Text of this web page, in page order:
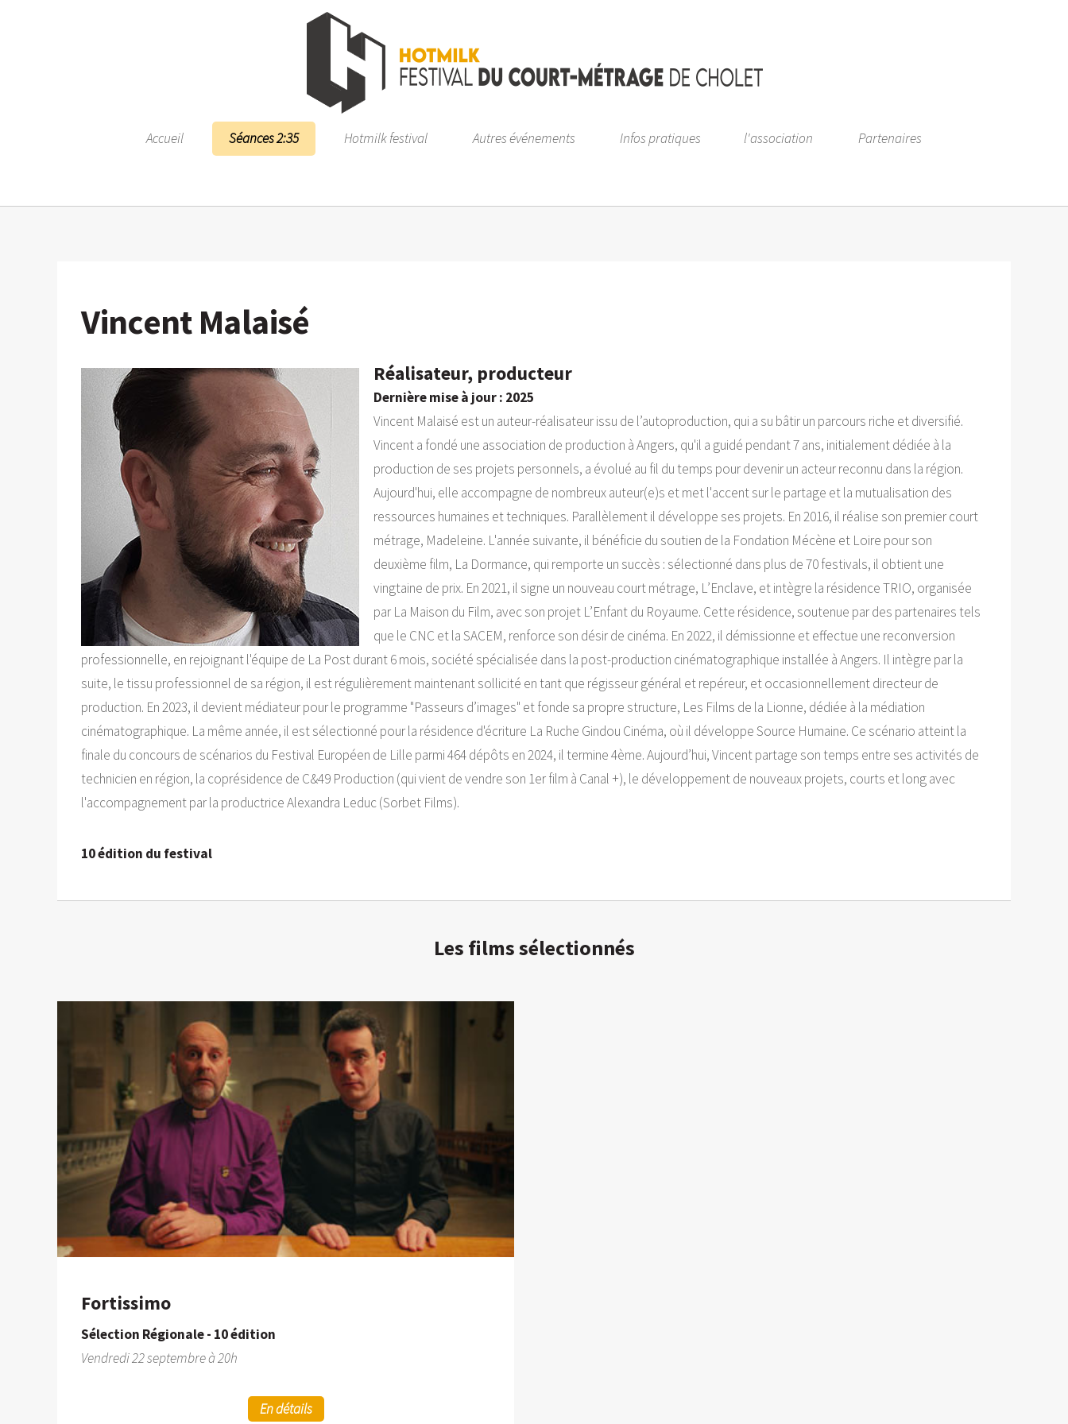
Accueil Séances 2:35 Hotmilk festival Autres événements Infos pratiques l'association Partenaires
Vincent Malaisé
Réalisateur, producteur
Dernière mise à jour : 2025
Vincent Malaisé est un auteur-réalisateur issu de l’autoproduction, qui a su bâtir un parcours riche et diversifié.
Vincent a fondé une association de production à Angers, qu'il a guidé pendant 7 ans, initialement dédiée à la
production de ses projets personnels, a évolué au fil du temps pour devenir un acteur reconnu dans la région.
Aujourd'hui, elle accompagne de nombreux auteur(e)s et met l'accent sur le partage et la mutualisation des
ressources humaines et techniques. Parallèlement il développe ses projets. En 2016, il réalise son premier court
métrage, Madeleine. L'année suivante, il bénéficie du soutien de la Fondation Mécène et Loire pour son
deuxième film, La Dormance, qui remporte un succès : sélectionné dans plus de 70 festivals, il obtient une
vingtaine de prix. En 2021, il signe un nouveau court métrage, L’Enclave, et intègre la résidence TRIO, organisée
par La Maison du Film, avec son projet L’Enfant du Royaume. Cette résidence, soutenue par des partenaires tels
que le CNC et la SACEM, renforce son désir de cinéma. En 2022, il démissionne et effectue une reconversion
professionnelle, en rejoignant l'équipe de La Post durant 6 mois, société spécialisée dans la post-production cinématographique installée à Angers. Il intègre par la
suite, le tissu professionnel de sa région, il est régulièrement maintenant sollicité en tant que régisseur général et repéreur, et occasionnellement directeur de
production. En 2023, il devient médiateur pour le programme "Passeurs d’images" et fonde sa propre structure, Les Films de la Lionne, dédiée à la médiation
cinématographique. La même année, il est sélectionné pour la résidence d'écriture La Ruche Gindou Cinéma, où il développe Source Humaine. Ce scénario atteint la
finale du concours de scénarios du Festival Européen de Lille parmi 464 dépôts en 2024, il termine 4ème. Aujourd’hui, Vincent partage son temps entre ses activités de
technicien en région, la coprésidence de C&49 Production (qui vient de vendre son 1er film à Canal +), le développement de nouveaux projets, courts et long avec
l'accompagnement par la productrice Alexandra Leduc (Sorbet Films).
10 édition du festival
Les films sélectionnés
Fortissimo
Sélection Régionale - 10 édition
Vendredi 22 septembre à 20h
En détails